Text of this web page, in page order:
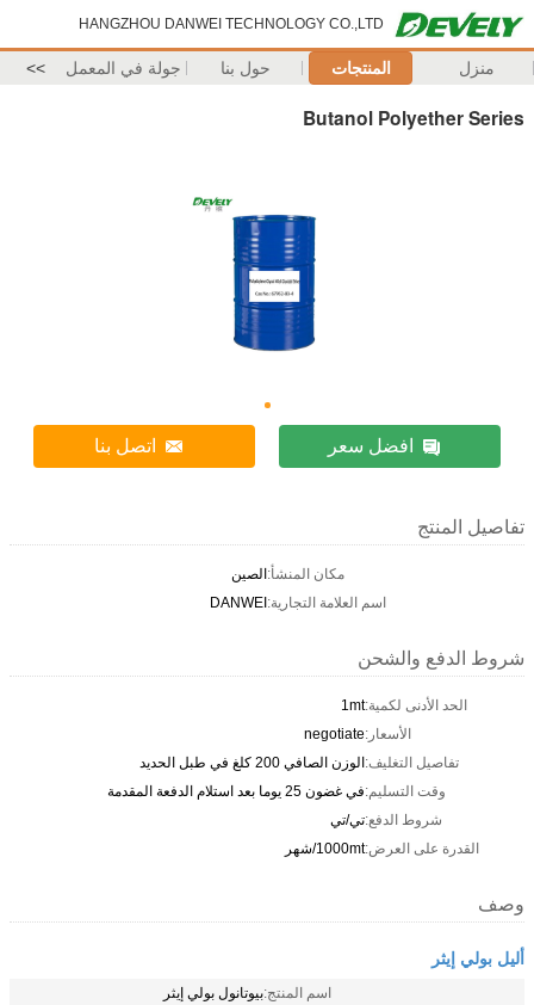
HANGZHOU DANWEI TECHNOLOGY CO.,LTD
منزل المنتجات حول بنا جولة في المعمل >>
Butanol Polyether Series
افضل سعر اتصل بنا
تفاصيل المنتج
مكان المنشأ:الصين
اسم العلامة التجارية:DANWEI
شروط الدفع والشحن
الحد الأدنى لكمية:1mt
الأسعار:negotiate
تفاصيل التغليف:الوزن الصافي 200 كلغ في طبل الحديد
وقت التسليم:في غضون 25 يوما بعد استلام الدفعة المقدمة
شروط الدفع:تي/تي
القدرة على العرض:1000mt/شهر
وصف
أليل بولي إيثر
اسم المنتج:بيوتانول بولي إيثر